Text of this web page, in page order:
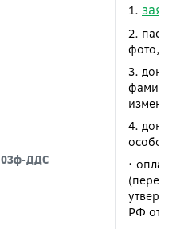
03ф-ДДС
1.
2.
фото,
3.
фамилии,
4.
особой
• оплата
РФ от